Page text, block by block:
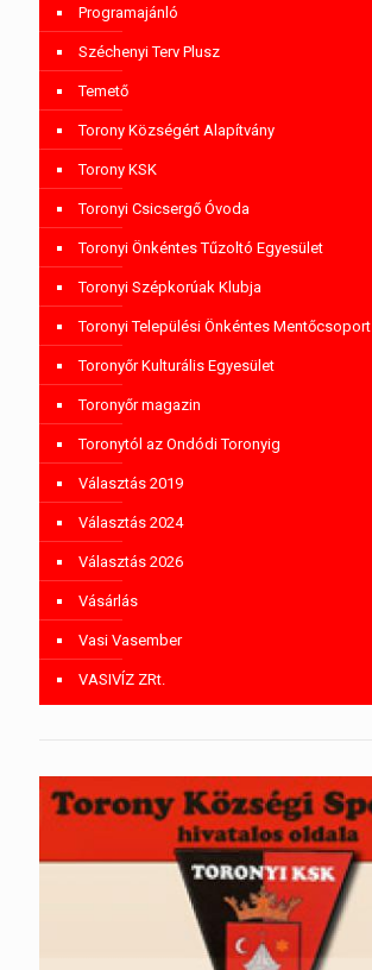
Programajánló
Széchenyi Terv Plusz
Temető
Torony Községért Alapítvány
Torony KSK
Toronyi Csicsergő Óvoda
Toronyi Önkéntes Tűzoltó Egyesület
Toronyi Szépkorúak Klubja
Toronyi Települési Önkéntes Mentőcsoport
Toronyőr Kulturális Egyesület
Toronyőr magazin
Toronytól az Ondódi Toronyig
Választás 2019
Választás 2024
Választás 2026
Vásárlás
Vasi Vasember
VASIVÍZ ZRt.